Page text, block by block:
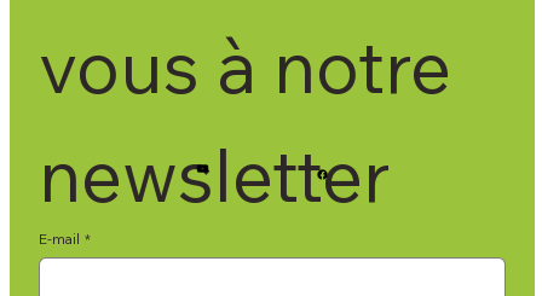
vous à notre
newsletter
E-mail *